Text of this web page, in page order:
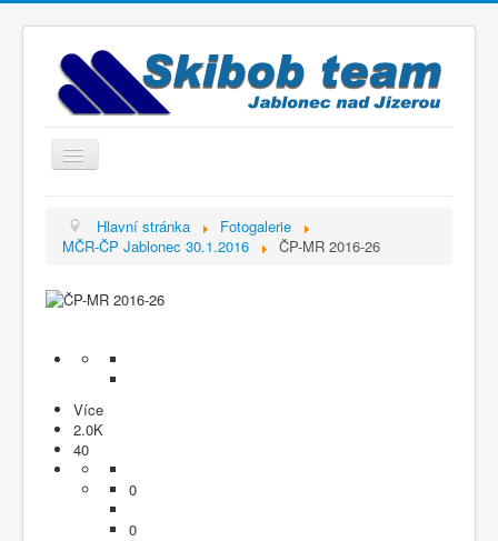
Přepnout
navigaci
Historie
Kontakty
Výsledky
Videogalerie
Fotogalerie
Hlavní stránka
Fotogalerie
MČR-ČP Jablonec 30.1.2016
ČP-MR 2016-26
Více
2.0K
40
0
0